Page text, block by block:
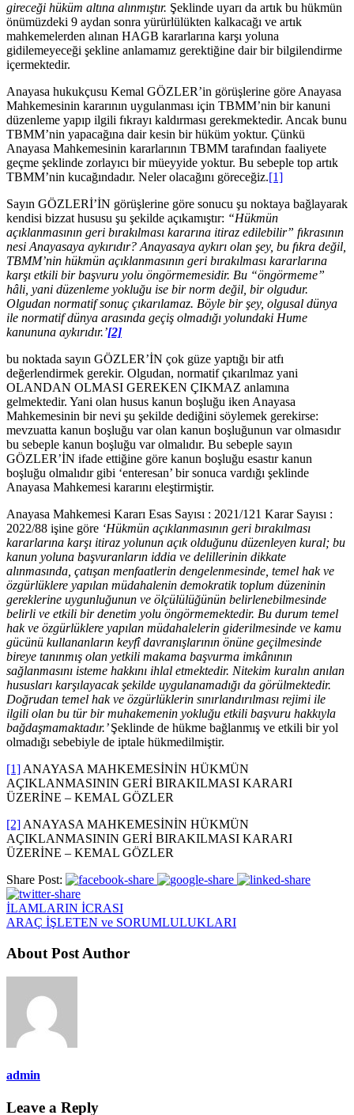
gireceği hüküm altına alınmıştır. Şeklinde uyarı da artık bu hükmün
önümüzdeki 9 aydan sonra yürürlülükten kalkacağı ve artık
mahkemelerden alınan HAGB kararlarına karşı yoluna
gidilemeyeceği şekline anlamamız gerektiğine dair bir bilgilendirme
içermektedir.
Anayasa hukukçusu Kemal GÖZLER’in görüşlerine göre Anayasa
Mahkemesinin kararının uygulanması için TBMM’nin bir kanuni
düzenleme yapıp ilgili fıkrayı kaldırması gerekmektedir. Ancak bunu
TBMM’nin yapacağına dair kesin bir hüküm yoktur. Çünkü
Anayasa Mahkemesinin kararlarının TBMM tarafından faaliyete
geçme şeklinde zorlayıcı bir müeyyide yoktur. Bu sebeple top artık
TBMM’nin kucağındadır. Neler olacağını göreceğiz.[1]
Sayın GÖZLERİ’İN görüşlerine göre sonucu şu noktaya bağlayarak
kendisi bizzat hususu şu şekilde açıkamıştır: “Hükmün
açıklanmasının geri bırakılması kararına itiraz edilebilir” fıkrasının
nesi Anayasaya aykırıdır? Anayasaya aykırı olan şey, bu fıkra değil,
TBMM’nin hükmün açıklanmasının geri bırakılması kararlarına
karşı etkili bir başvuru yolu öngörmemesidir. Bu “öngörmeme”
hâli, yani düzenleme yokluğu ise bir norm değil, bir olgudur.
Olgudan normatif sonuç çıkarılamaz. Böyle bir şey, olgusal dünya
ile normatif dünya arasında geçiş olmadığı yolundaki Hume
kanununa aykırıdır.’[2]
bu noktada sayın GÖZLER’İN çok güze yaptığı bir atfı
değerlendirmek gerekir. Olgudan, normatif çıkarılmaz yani
OLANDAN OLMASI GEREKEN ÇIKMAZ anlamına
gelmektedir. Yani olan husus kanun boşluğu iken Anayasa
Mahkemesinin bir nevi şu şekilde dediğini söylemek gerekirse:
mevzuatta kanun boşluğu var olan kanun boşluğunun var olmasıdır
bu sebeple kanun boşluğu var olmalıdır. Bu sebeple sayın
GÖZLER’İN ifade ettiğine göre kanun boşluğu esastır kanun
boşluğu olmalıdır gibi ‘enteresan’ bir sonuca vardığı şeklinde
Anayasa Mahkemesi kararını eleştirmiştir.
Anayasa Mahkemesi Kararı Esas Sayısı : 2021/121 Karar Sayısı :
2022/88 işine göre ‘Hükmün açıklanmasının geri bırakılması
kararlarına karşı itiraz yolunun açık olduğunu düzenleyen kural; bu
kanun yoluna başvuranların iddia ve delillerinin dikkate
alınmasında, çatışan menfaatlerin dengelenmesinde, temel hak ve
özgürlüklere yapılan müdahalenin demokratik toplum düzeninin
gereklerine uygunluğunun ve ölçülülüğünün belirlenebilmesinde
belirli ve etkili bir denetim yolu öngörmemektedir. Bu durum temel
hak ve özgürlüklere yapılan müdahalelerin giderilmesinde ve kamu
gücünü kullananların keyfî davranışlarının önüne geçilmesinde
bireye tanınmış olan yetkili makama başvurma imkânının
sağlanmasını isteme hakkını ihlal etmektedir. Nitekim kuralın anılan
hususları karşılayacak şekilde uygulanamadığı da görülmektedir.
Doğrudan temel hak ve özgürlüklerin sınırlandırılması rejimi ile
ilgili olan bu tür bir muhakemenin yokluğu etkili başvuru hakkıyla
bağdaşmamaktadır.’Şeklinde de hükme bağlanmış ve etkili bir yol
olmadığı sebebiyle de iptale hükmedilmiştir.
[1] ANAYASA MAHKEMESİNİN HÜKMÜN
AÇIKLANMASININ GERİ BIRAKILMASI KARARI
ÜZERİNE – KEMAL GÖZLER
[2] ANAYASA MAHKEMESİNİN HÜKMÜN
AÇIKLANMASININ GERİ BIRAKILMASI KARARI
ÜZERİNE – KEMAL GÖZLER
Share Post:
İLAMLARIN İCRASI
ARAÇ İŞLETEN ve SORUMLULUKLARI
About Post Author
admin
Leave a Reply